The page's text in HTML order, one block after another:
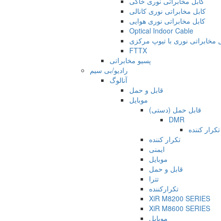
کابل مخابراتی نوری کانالی
کابل مخابراتی نوری هوایی
Optical Indoor Cable
مخابراتی نوری با تیوپ مرکزی
FTTX
پسیو مخابراتی
رادیو/بی سیم
آنالوگ
قابل و حمل
موبایل
قابل حمل (دستی)
DMR
تکرار کننده
تکرار کننده
ایمنی
موبایل
قابل و حمل
تترا
تکرارکننده
XiR M8200 SERIES
XiR M8600 SERIES
موبایل